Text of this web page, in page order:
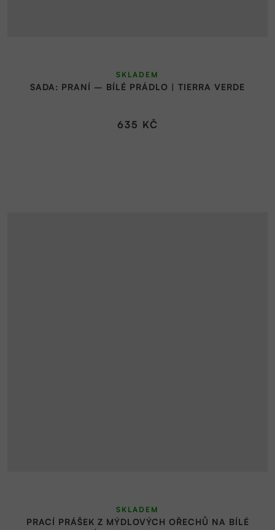
SADA: PRANÍ – BÍLÉ PRÁDLO | TIERRA VERDE
SKLADEM
635 KČ
PRACÍ PRÁŠEK Z MÝDLOVÝCH OŘECHŮ NA BÍLÉ
SKLADEM